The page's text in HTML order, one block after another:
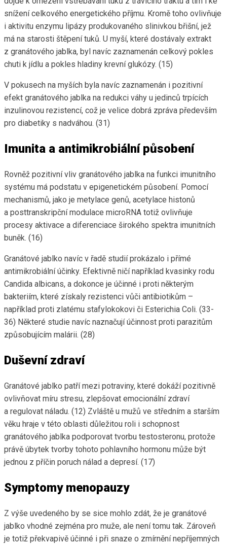
snížení celkového energetického příjmu. Kromě toho ovlivňuje
i aktivitu enzymu lipázy produkovaného slinivkou břišní, jež
má na starosti štěpení tuků. U myší, které dostávaly extrakt
z granátového jablka, byl navíc zaznamenán celkový pokles
chuti k jídlu a pokles hladiny krevní glukózy. (15)
V pokusech na myších byla navíc zaznamenán i pozitivní
efekt granátového jablka na redukci váhy u jedinců trpících
inzulinovou rezistencí, což je velice dobrá zpráva především
pro diabetiky s nadváhou. (31)
Imunita a antimikrobiální působení
Rovněž pozitivní vliv granátového jablka na funkci imunitního
systému má podstatu v epigenetickém působení. Pomocí
mechanismů, jako je metylace genů, acetylace histonů
a posttranskripční modulace microRNA totiž ovlivňuje
procesy aktivace a diferenciace širokého spektra imunitních
buněk. (16)
Granátové jablko navíc v řadě studií prokázalo i přímé
antimikrobiální účinky. Efektivně ničí například kvasinky rodu
Candida albicans, a dokonce je účinné i proti některým
bakteriím, které získaly rezistenci vůči antibiotikům –
například proti zlatému stafylokokovi či Esterichia Coli. (33-
36) Některé studie navíc naznačují účinnost proti parazitům
způsobujícím malárii. (28)
Duševní zdraví
Granátové jablko patří mezi potraviny, které dokáží pozitivně
ovlivňovat míru stresu, zlepšovat emocionální zdraví
a regulovat náladu. (12) Zvláště u mužů ve středním a starším
věku hraje v této oblasti důležitou roli i schopnost
granátového jablka podporovat tvorbu testosteronu, protože
právě úbytek tvorby tohoto pohlavního hormonu může být
jednou z příčin poruch nálad a depresí. (17)
Symptomy menopauzy
Z výše uvedeného by se sice mohlo zdát, že je granátové
jablko vhodné zejména pro muže, ale není tomu tak. Zároveň
je totiž překvapivě účinné i při snaze o zmírnění nepříjemných